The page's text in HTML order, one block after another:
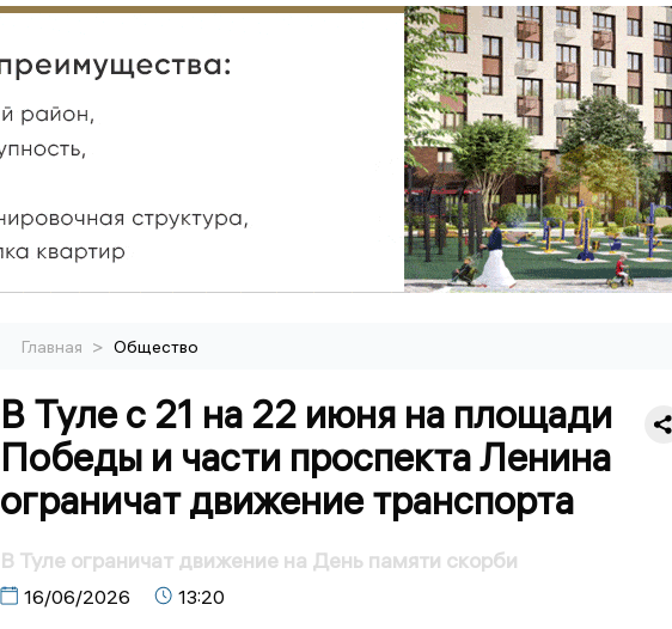
Главная > Общество
В Туле с 21 на 22 июня на площади
Победы и части проспекта Ленина
ограничат движение транспорта
В Туле ограничат движение на День памяти скорби
16/06/2026 13:20